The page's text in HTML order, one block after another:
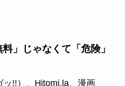
」じゃなくて「危険」
!!）、Hitomi.la、漫画